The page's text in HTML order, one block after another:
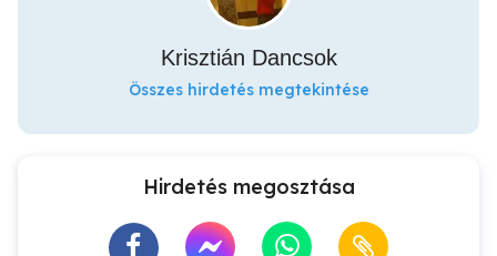
Krisztián Dancsok
Összes hirdetés megtekintése
Hirdetés megosztása